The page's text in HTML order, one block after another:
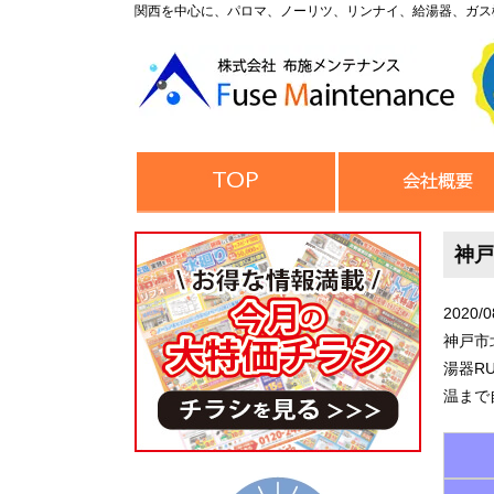
関西を中心に、パロマ、ノーリツ、リンナイ、給湯器、ガ
神
2020/
神戸市
湯器
温まで